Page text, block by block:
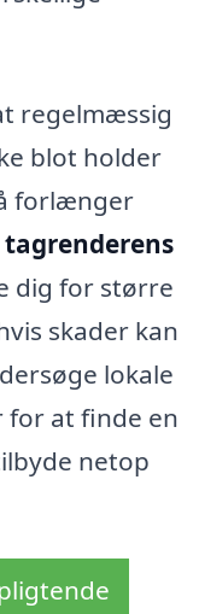
regelmæssig
blot holder
forlænger
tagrenderens
dig for større
skader kan
lokale
at finde en
netop